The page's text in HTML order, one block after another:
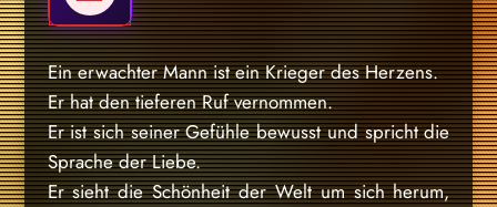
Ein erwachter Mann ist ein Krieger des Herzens.
Er hat den tieferen Ruf vernommen.
Er ist sich seiner Gefühle bewusst und spricht die
Sprache der Liebe.
Er sieht die Schönheit der Welt um sich herum,